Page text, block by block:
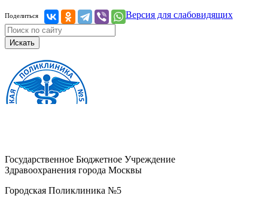
Поделиться Версия для слабовидящих
Искать
Государственное Бюджетное Учреждение
Здравоохранения города Москвы
Городская Поликлиника №5